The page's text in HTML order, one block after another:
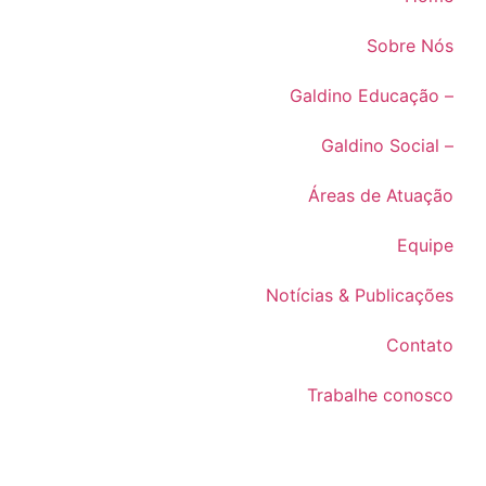
Sobre Nós
Galdino Educação –
Galdino Social –
Áreas de Atuação
Equipe
Notícias & Publicações
Contato
Trabalhe conosco